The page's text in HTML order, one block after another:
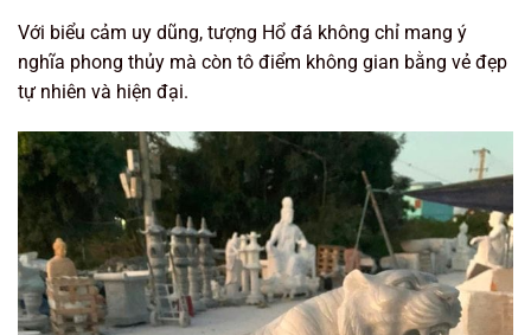
Với biểu cảm uy dũng, tượng Hổ đá không chỉ mang ý
nghĩa phong thủy mà còn tô điểm không gian bằng vẻ đẹp
tự nhiên và hiện đại.